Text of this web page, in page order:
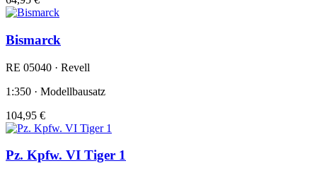
Bismarck
RE 05040 · Revell
1:350 · Modellbausatz
104,95 €
Pz. Kpfw. VI Tiger 1